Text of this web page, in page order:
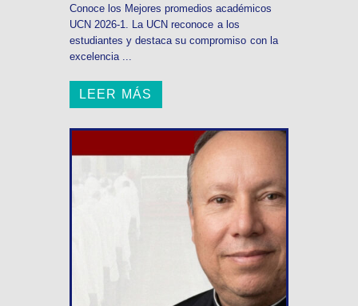
Conoce los Mejores promedios académicos
UCN 2026-1. La UCN reconoce a los
estudiantes y destaca su compromiso con la
excelencia ...
LEER MÁS